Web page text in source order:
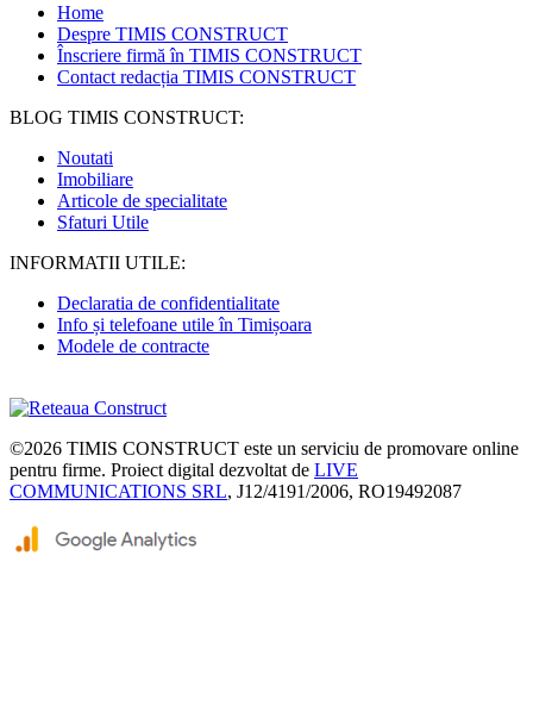
Home
Despre TIMIS CONSTRUCT
Înscriere firmă în TIMIS CONSTRUCT
Contact redacția TIMIS CONSTRUCT
BLOG TIMIS CONSTRUCT:
Noutati
Imobiliare
Articole de specialitate
Sfaturi Utile
INFORMATII UTILE:
Declaratia de confidentialitate
Info și telefoane utile în Timișoara
Modele de contracte
©2026 TIMIS CONSTRUCT este un serviciu de promovare online
pentru firme. Proiect digital dezvoltat de LIVE
COMMUNICATIONS SRL, J12/4191/2006, RO19492087